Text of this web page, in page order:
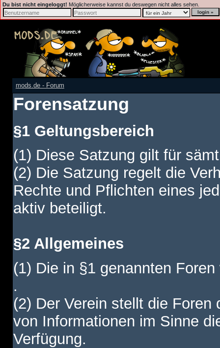
Du bist nicht eingeloggt! Möglicherweise kannst du deswegen nicht alles sehen.
mods.de - Forum
Forensatzung
§1 Geltungsbereich
(1) Diese Satzung gilt für
(2) Die Satzung regelt die
Rechte und Pflichten eines
aktiv beteiligt.
§2 Allgemeines
(1) Die in §1 genannten
.
(2) Der Verein stellt die
von Informationen im Sinne
Verfügung.